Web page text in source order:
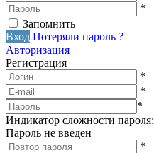
*
Запомнить
Вход Потеряли пароль ?
Авторизация
Регистрация
*
*
*
Индикатор сложности пароля:
Пароль не введен
*